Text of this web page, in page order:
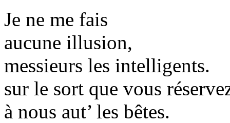
Je ne me fais
aucune illusion,
messieurs les intelligents.
sur le sort que vous
à nous aut’ les bêtes.